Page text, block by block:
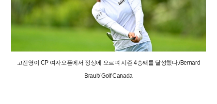
고진영이 CP 여자오픈에서 정상에 오르며 시즌 4승째를 달성했다./Bernard
Brault/ Golf Canada